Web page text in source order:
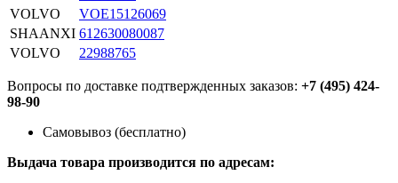
VOLVO
VOE15126069
SHAANXI 612630080087
VOLVO
22988765
Вопросы по доставке подтвержденных заказов: +7 (495) 424-
98-90
Самовывоз (бесплатно)
Выдача товара производится по адресам: